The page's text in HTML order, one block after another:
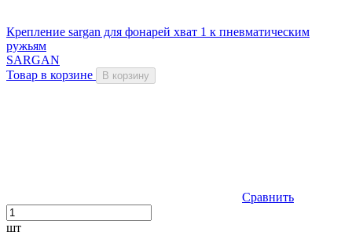
Крепление sargan для фонарей хват 1 к пневматическим
ружьям
SARGAN
Товар в корзине
В корзину
Сравнить
шт